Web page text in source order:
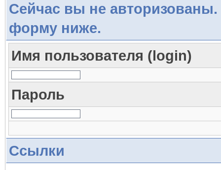
Сейчас вы не авторизованы.
форму ниже.
Имя пользователя (login)
Пароль
Ссылки